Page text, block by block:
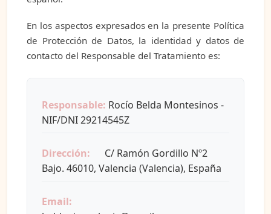
En los aspectos expresados en la presente Política
de Protección de Datos, la identidad y datos de
contacto del Responsable del Tratamiento es:
Responsable: Rocío Belda Montesinos -
NIF/DNI 29214545Z
Dirección:
C/ Ramón Gordillo Nº2
Bajo. 46010, Valencia (Valencia), España
Email: